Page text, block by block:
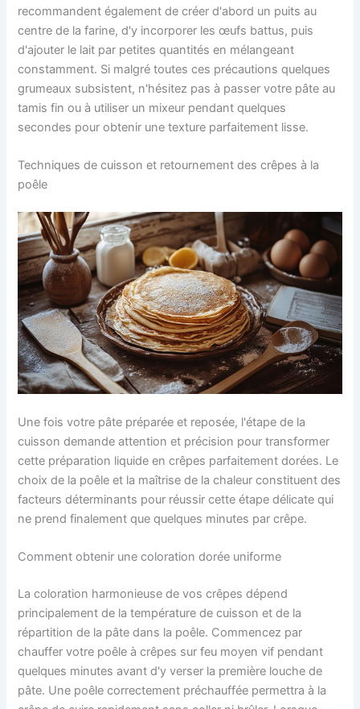
recommandent également de créer d'abord un puits au
centre de la farine, d'y incorporer les œufs battus, puis
d'ajouter le lait par petites quantités en mélangeant
constamment. Si malgré toutes ces précautions quelques
grumeaux subsistent, n'hésitez pas à passer votre pâte au
tamis fin ou à utiliser un mixeur pendant quelques
secondes pour obtenir une texture parfaitement lisse.
Techniques de cuisson et retournement des crêpes à la
poêle
Une fois votre pâte préparée et reposée, l'étape de la
cuisson demande attention et précision pour transformer
cette préparation liquide en crêpes parfaitement dorées. Le
choix de la poêle et la maîtrise de la chaleur constituent des
facteurs déterminants pour réussir cette étape délicate qui
ne prend finalement que quelques minutes par crêpe.
Comment obtenir une coloration dorée uniforme
La coloration harmonieuse de vos crêpes dépend
principalement de la température de cuisson et de la
répartition de la pâte dans la poêle. Commencez par
chauffer votre poêle à crêpes sur feu moyen vif pendant
quelques minutes avant d'y verser la première louche de
pâte. Une poêle correctement préchauffée permettra à la